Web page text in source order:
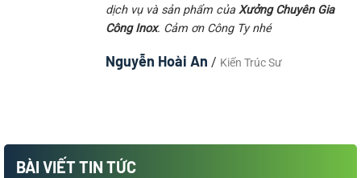
dịch vụ và sản phẩm củaXưởng Chuyên Gia
Công Inox. Cảm ơn Công Ty nhé
Nguyễn Hoài An / Kiến Trúc Sư
BÀI VIẾT TIN TỨC